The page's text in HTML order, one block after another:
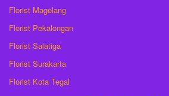
Florist Magelang
Florist Pekalongan
Florist Salatiga
Florist Surakarta
Florist Kota Tegal